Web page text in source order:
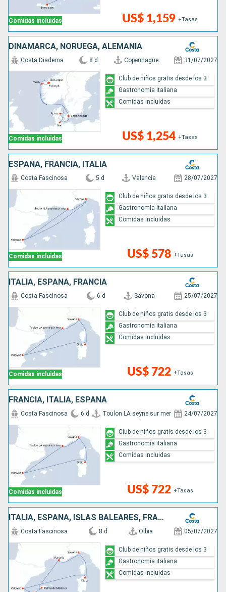
Comidas incluidas US$ 1,159 +Tasas
DINAMARCA, NORUEGA, ALEMANIA
Comidas incluidas
Costa Diadema 8 d Copenhague 31/07/2027
US$ 1,254 +Tasas
Club de niños gratis desde los 3
Gastronomía italiana
Comidas incluidas
ESPAÑA, FRANCIA, ITALIA
Comidas incluidas
Costa Fascinosa 5 d Valencia 28/07/2027
US$ 578 +Tasas
Club de niños gratis desde los 3
Gastronomía italiana
Comidas incluidas
ITALIA, ESPAÑA, FRANCIA
Comidas incluidas
Costa Fascinosa 6 d Savona 25/07/2027
US$ 722 +Tasas
Club de niños gratis desde los 3
Gastronomía italiana
Comidas incluidas
FRANCIA, ITALIA, ESPAÑA
Comidas incluidas
Costa Fascinosa 6 d Toulon LA seyne sur mer 24/07/2027
US$ 722 +Tasas
Club de niños gratis desde los 3
Gastronomía italiana
Comidas incluidas
ITALIA, ESPAÑA, ISLAS BALEARES, FRANCIA
Costa Fascinosa 8 d Olbia 05/07/2027
Club de niños gratis desde los 3
Gastronomía italiana
Comidas incluidas